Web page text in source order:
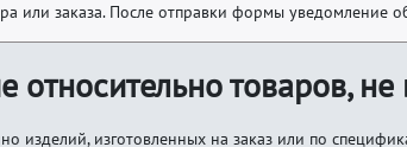
или заказа. После отправки формы уведомление
относительно товаров,
изделий, изготовленных на заказ или по